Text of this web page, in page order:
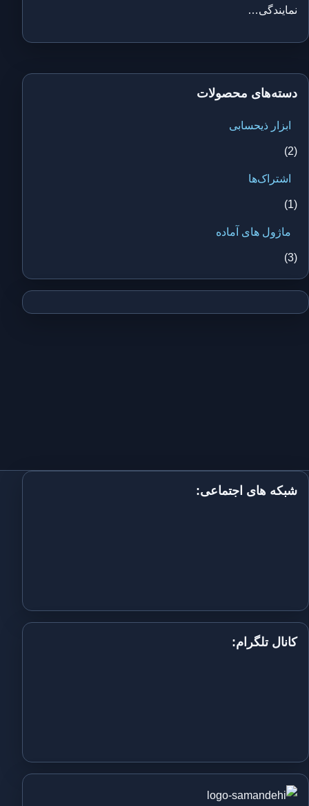
نمایندگی…
دسته‌های محصولات
ابزار ذیحسابی
(2)
اشتراک‌ها
(1)
ماژول های آماده
(3)
شبکه های اجتماعی:
کانال تلگرام: